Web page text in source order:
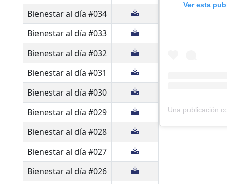
Bienestar al día #034
Bienestar al día #033
Bienestar al día #032
Bienestar al día #031
Bienestar al día #030
Bienestar al día #029
Bienestar al día #028
Bienestar al día #027
Bienestar al día #026
Ver esta